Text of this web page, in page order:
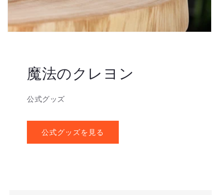
魔法のクレヨン
公式グッズ
公式グッズを見る